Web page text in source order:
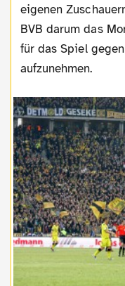
eigenen
BVB darum das
für das Spiel
aufzunehmen.